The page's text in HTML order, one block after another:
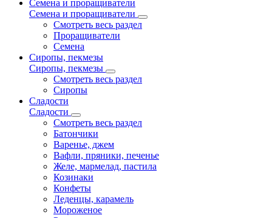
Семена и проращиватели
Семена и проращиватели
Смотреть весь раздел
Проращиватели
Семена
Сиропы, пекмезы
Сиропы, пекмезы
Смотреть весь раздел
Сиропы
Сладости
Сладости
Смотреть весь раздел
Батончики
Варенье, джем
Вафли, пряники, печенье
Желе, мармелад, пастила
Козинаки
Конфеты
Леденцы, карамель
Мороженое